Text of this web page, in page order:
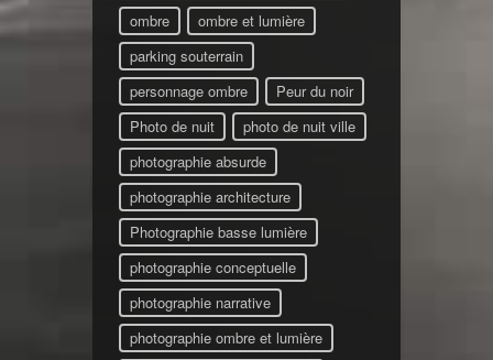
ombre
ombre et lumière
parking souterrain
personnage ombre
Peur du noir
Photo de nuit
photo de nuit ville
photographie absurde
photographie architecture
Photographie basse lumière
photographie conceptuelle
photographie narrative
photographie ombre et lumière